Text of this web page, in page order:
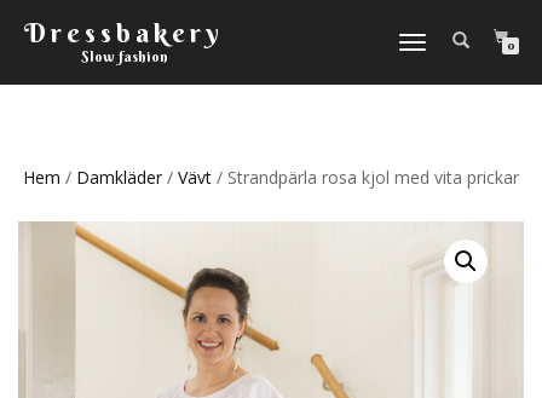
Dressbakery
Slow fashion
Slå
navigering
0
Hem / Damkläder / Vävt / Strandpärla rosa kjol med vita prickar